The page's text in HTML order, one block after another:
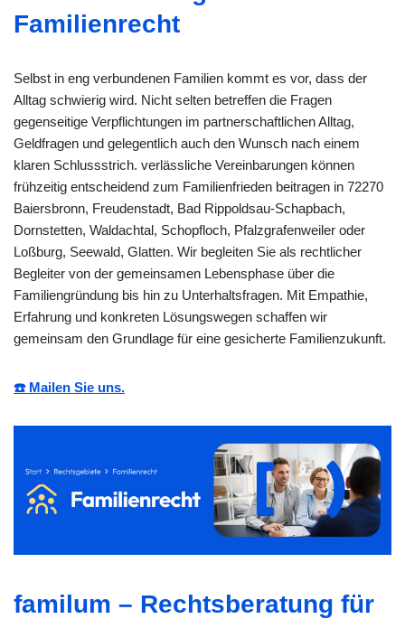
Familienrecht
Selbst in eng verbundenen Familien kommt es vor, dass der
Alltag schwierig wird. Nicht selten betreffen die Fragen
gegenseitige Verpflichtungen im partnerschaftlichen Alltag,
Geldfragen und gelegentlich auch den Wunsch nach einem
klaren Schlussstrich. verlässliche Vereinbarungen können
frühzeitig entscheidend zum Familienfrieden beitragen in 72270
Baiersbronn, Freudenstadt, Bad Rippoldsau-Schapbach,
Dornstetten, Waldachtal, Schopfloch, Pfalzgrafenweiler oder
Loßburg, Seewald, Glatten. Wir begleiten Sie als rechtlicher
Begleiter von der gemeinsamen Lebensphase über die
Familiengründung bis hin zu Unterhaltsfragen. Mit Empathie,
Erfahrung und konkreten Lösungswegen schaffen wir
gemeinsam den Grundlage für eine gesicherte Familienzukunft.
☎️ Mailen Sie uns.
familum – Rechtsberatung für